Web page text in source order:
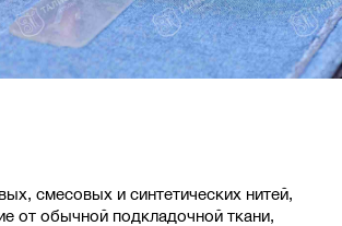
смесовых и синтетических нитей,
от обычной подкладочной ткани,